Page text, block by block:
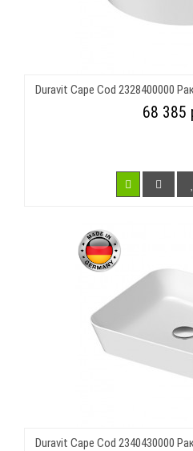
Duravit Cape Cod 2328400000
68 385
Duravit Cape Cod 2340430000